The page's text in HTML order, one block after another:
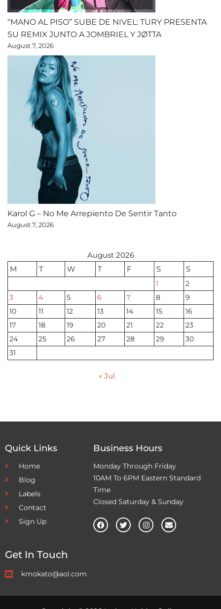
“MANO AL PISO” SUBE DE NIVEL: TURY PRESENTA
SU REMIX JUNTO A JOMBRIEL Y JØTTA
August 7, 2026
Karol G – No Me Arrepiento De Sentir Tanto
August 7, 2026
August 2026
M
T W T F S S
1
2
3
4 5 6 7 8
9
10
11 12 13 14 15
16
17
18 19 20 21 22
23
24
25 26 27 28 29
30
31
« Jul
Quick Links
Home
Blog
Labels
Contact
Sign Up
Business Hours
Monday Through Friday
10AM To 6PM Eastern Standard
Time
Closed Saturday & Sunday
Get In Touch
kmokato@aol.com